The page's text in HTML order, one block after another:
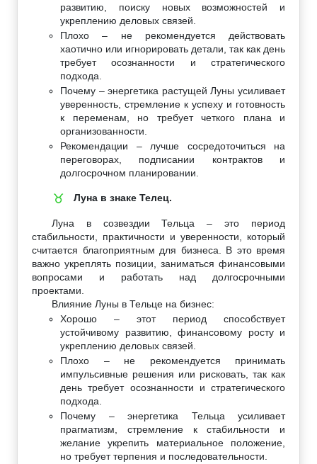
развитию, поиску новых возможностей и
укреплению деловых связей.
Плохо – не рекомендуется действовать
хаотично или игнорировать детали, так как день
требует осознанности и стратегического
подхода.
Почему – энергетика растущей Луны усиливает
уверенность, стремление к успеху и готовность
к переменам, но требует четкого плана и
организованности.
Рекомендации – лучше сосредоточиться на
переговорах, подписании контрактов и
долгосрочном планировании.
♉ Луна в знаке Телец.
Луна в созвездии Тельца – это период
стабильности, практичности и уверенности, который
считается благоприятным для бизнеса. В это время
важно укреплять позиции, заниматься финансовыми
вопросами и работать над долгосрочными
проектами.
Влияние Луны в Тельце на бизнес:
Хорошо – этот период способствует
устойчивому развитию, финансовому росту и
укреплению деловых связей.
Плохо – не рекомендуется принимать
импульсивные решения или рисковать, так как
день требует осознанности и стратегического
подхода.
Почему – энергетика Тельца усиливает
прагматизм, стремление к стабильности и
желание укрепить материальное положение,
но требует терпения и последовательности.